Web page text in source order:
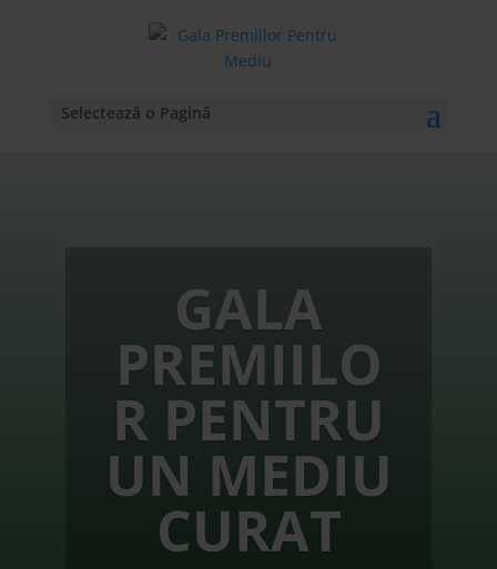
Selectează o Pagină
GALA
PREMIILO
R PENTRU
UN MEDIU
CURAT